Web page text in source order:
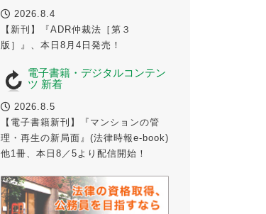
2026.8.4
【新刊】『ADR仲裁法［第３
版］』、本日8月4日発売！
電子書籍・デジタルコンテン
ツ 新着
2026.8.5
【電子書籍新刊】『マンションの管
理・再生の新局面』(法律時報e-book)
他1冊、本日8／5より配信開始！